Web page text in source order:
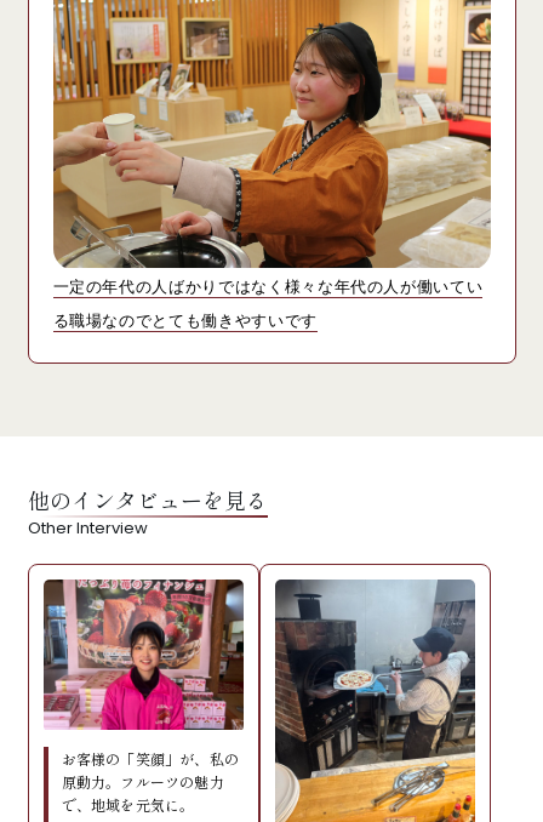
一定の年代の人ばかりではなく様々な年代の人が働いてい
る職場なのでとても働きやすいです
他のインタビューを見る
Other Interview
お客様の「笑顔」が、私の
原動力。フルーツの魅力
で、地域を元気に。